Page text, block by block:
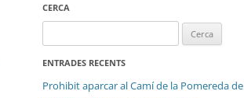
CERCA
ENTRADES RECENTS
Prohibit aparcar al Camí de la Pomereda de